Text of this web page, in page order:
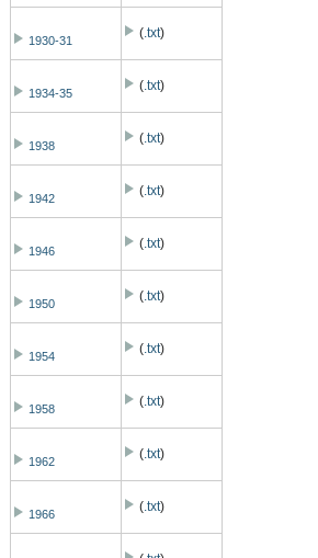
1930-31
(.txt)
1934-35
(.txt)
1938
(.txt)
1942
(.txt)
1946
(.txt)
1950
(.txt)
1954
(.txt)
1958
(.txt)
1962
(.txt)
1966
(.txt)